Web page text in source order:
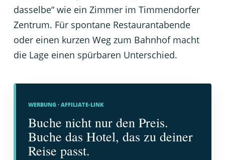
dasselbe“ wie ein Zimmer im Timmendorfer
Zentrum. Für spontane Restaurantabende
oder einen kurzen Weg zum Bahnhof macht
die Lage einen spürbaren Unterschied.
WERBUNG · AFFILIATE-LINK
Buche nicht nur den Preis.
Buche das Hotel, das zu deiner
Reise passt.